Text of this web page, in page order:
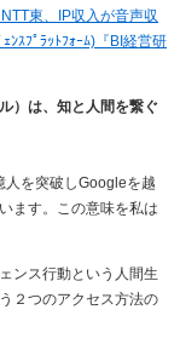
東、IP収入が音声収
ﾝｽﾌﾟﾗｯﾄﾌｫｰﾑ)『BI経営研
）は、知と人間を繋ぐ
を突破しGoogleを越
ます。この意味を私は
ンス行動という人間生
２つのアクセス方法の